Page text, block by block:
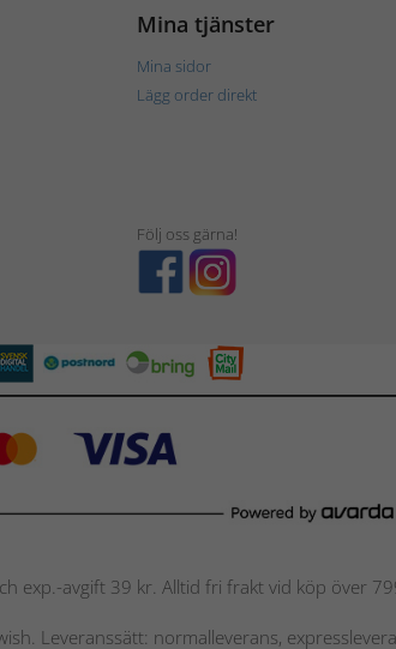
Mina tjänster
Mina sidor
Lägg order direkt
Följ oss gärna!
exp.-avgift 39 kr. Alltid fri frakt vid köp över
Leveranssätt: normalleverans,